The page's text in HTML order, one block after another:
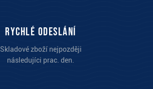
Rychlé odeslání
Skladové zboží nejpozději
následujíci prac. den.